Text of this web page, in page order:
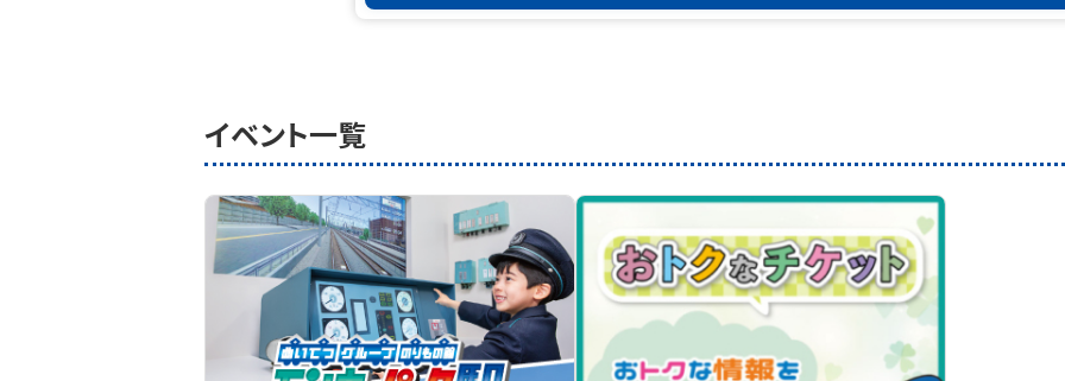
イベント一覧